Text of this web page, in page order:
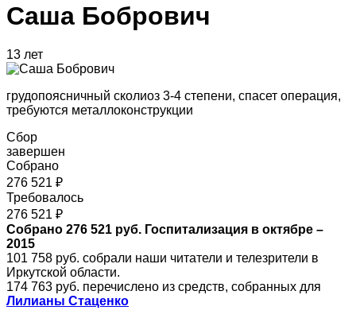
Саша Бобрович
13 лет
грудопоясничный сколиоз 3-4 степени, спасет операция,
требуются металлоконструкции
Сбор
завершен
Собрано
276 521 ₽
Требовалось
276 521 ₽
Собрано 276 521 руб. Госпитализация в октябре –
2015
101 758 руб. собрали наши читатели и телезрители в
Иркутской области.
174 763 руб. перечислено из средств, собранных для
Лилианы Стаценко